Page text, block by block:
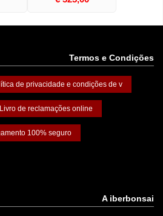
Termos e Condições
de privacidade e condições de v
Livro de reclamações online
100% seguro
A iberbonsai